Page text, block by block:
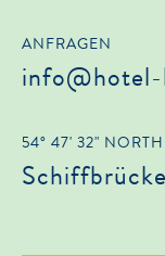
ANFRAGEN
54° 47' 32"